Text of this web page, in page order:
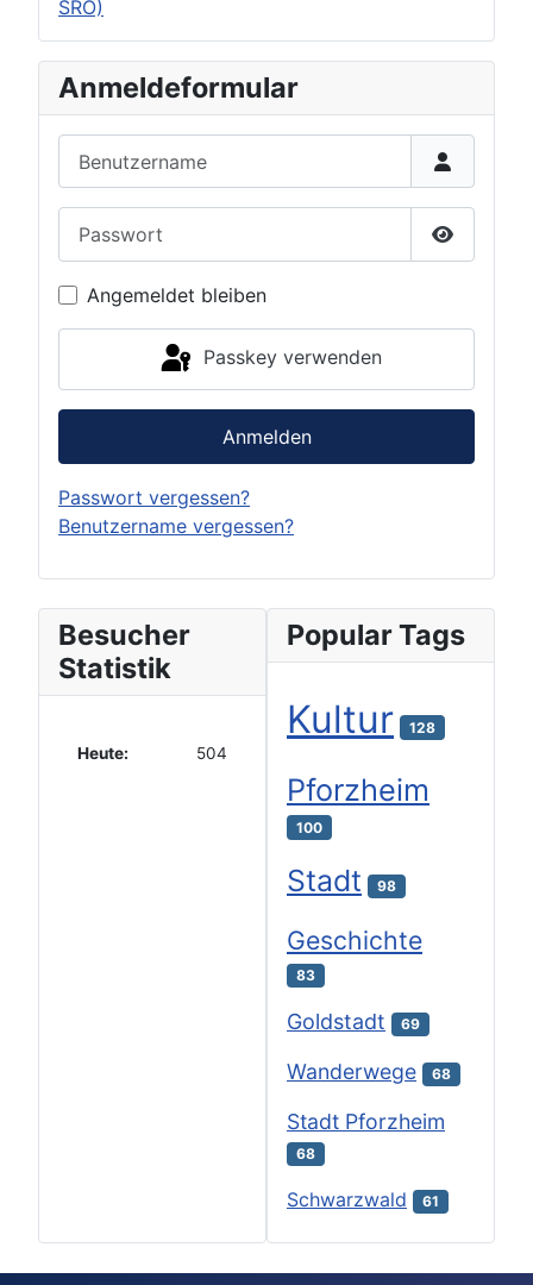
SRO)
Anmeldeformular
Passwort
Angemeldet bleiben
Passkey verwenden
Anmelden
Passwort vergessen?
Benutzername vergessen?
Besucher
Statistik
Heute: 504
Popular Tags
Kultur 128
Pforzheim
100
Stadt 98
Geschichte
83
Goldstadt 69
Wanderwege 68
Stadt Pforzheim
68
Schwarzwald 61